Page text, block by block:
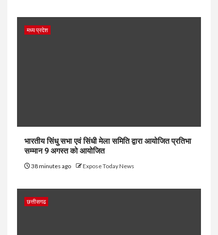
मध्य प्रदेश
भारतीय सिंधु सभा एवं सिंधी मेला समिति द्वारा आयोजित प्रतिभा
सम्मान 9 अगस्त को आयोजित
38 minutes ago Expose Today News
छत्तीसगढ